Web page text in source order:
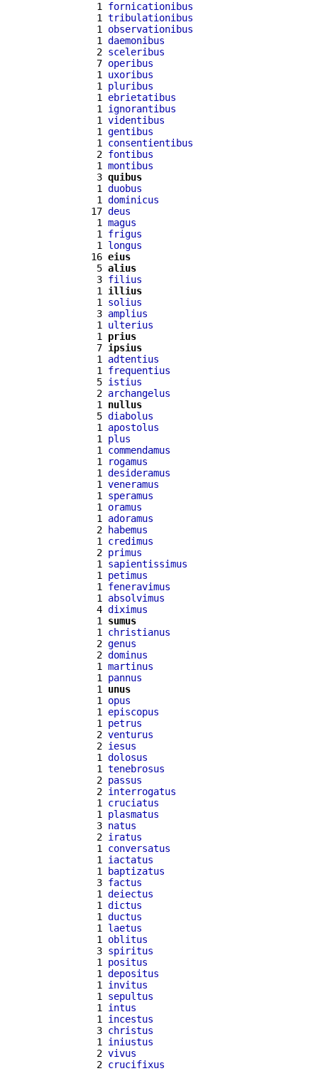
  1
fornicationibus
  1
tribulationibus
  1
observationibus
  1
daemonibus
  2
sceleribus
  7
operibus
  1
uxoribus
  1
pluribus
  1
ebrietatibus
  1
ignorantibus
  1
videntibus
  1
gentibus
  1
consentientibus
  2
fontibus
  1
montibus
  3
quibus
  1
duobus
  1
dominicus
17 deus
  1
magus
  1
frigus
  1
longus
16 eius
  5
alius
  3
filius
  1
illius
  1
solius
  3
amplius
  1
ulterius
  1
prius
  7
ipsius
  1
adtentius
  1
frequentius
  5
istius
  2
archangelus
  1
nullus
  5
diabolus
  1
apostolus
  1
plus
  1
commendamus
  1
rogamus
  1
desideramus
  1
veneramus
  1
speramus
  1
oramus
  1
adoramus
  2
habemus
  1
credimus
  2
primus
  1
sapientissimus
  1
petimus
  1
feneravimus
  1
absolvimus
  4
diximus
  1
sumus
  1
christianus
  2
genus
  2
dominus
  1
martinus
  1
pannus
  1
unus
  1
opus
  1
episcopus
  1
petrus
  2
venturus
  2
iesus
  1
dolosus
  1
tenebrosus
  2
passus
  2
interrogatus
  1
cruciatus
  1
plasmatus
  3
natus
  2
iratus
  1
conversatus
  1
iactatus
  1
baptizatus
  3
factus
  1
deiectus
  1
dictus
  1
ductus
  1
laetus
  1
oblitus
  3
spiritus
  1
positus
  1
depositus
  1
invitus
  1
sepultus
  1
intus
  1
incestus
  3
christus
  1
iniustus
  2
vivus
  2
crucifixus